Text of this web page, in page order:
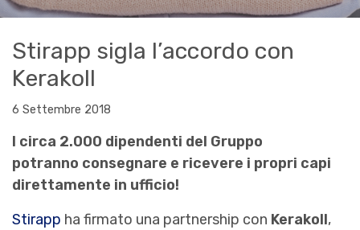
Stirapp sigla l’accordo con
Kerakoll
6 Settembre 2018
I circa 2.000 dipendenti del Gruppo
potranno consegnare e ricevere i propri capi
direttamente in ufficio!
Stirapp ha firmato una partnership con Kerakoll,